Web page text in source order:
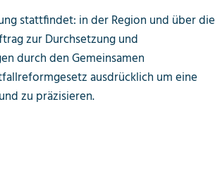
stattfindet: in der Region und über die
zur Durchsetzung und
durch den Gemeinsamen
ausdrücklich um eine
zu präzisieren.